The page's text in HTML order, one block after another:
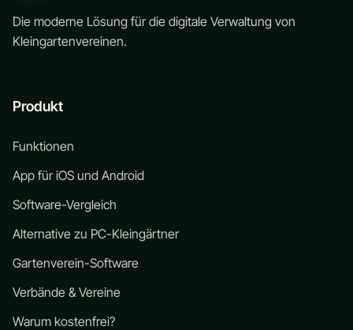
Die moderne Lösung für die digitale Verwaltung von
Kleingartenvereinen.
Produkt
Funktionen
App für iOS und Android
Software-Vergleich
Alternative zu PC-Kleingärtner
Gartenverein-Software
Verbände & Vereine
Warum kostenfrei?